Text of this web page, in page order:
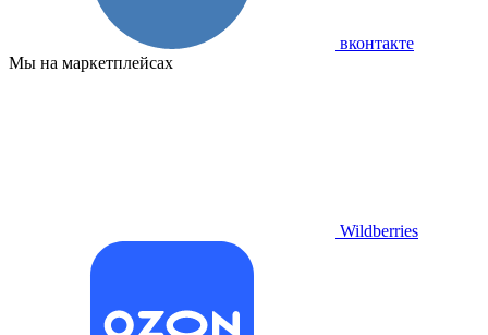
вконтакте
Мы на маркетплейсах
Wildberries